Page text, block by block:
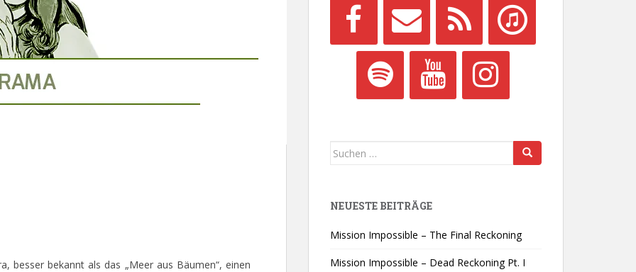
besser bekannt als das „Meer aus Bäumen“, einen
Suchen
NEUESTE BEITRÄGE
Mission Impossible – The Final Reckoning
Mission Impossible – Dead Reckoning Pt. I